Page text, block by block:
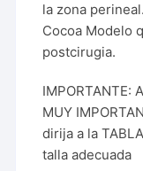
la zona
Cocoa Modelo
postcirugia.
IMPORTANTE:
MUY
dirija a la
talla adecuada